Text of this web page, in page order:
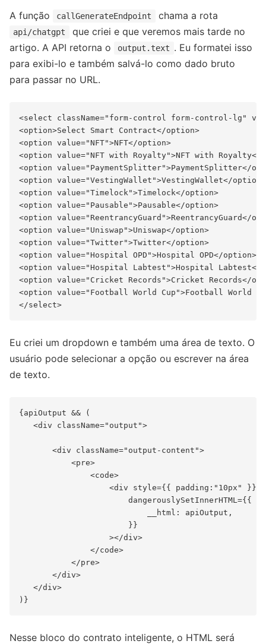
A função callGenerateEndpoint chama a rota
api/chatgpt
que criei e que veremos mais tarde no
artigo. A API retorna o
output.text . Eu formatei isso
para exibi-lo e também salvá-lo como dado bruto
para passar no URL.
<select className="form-control form-control-lg"
<option>Select Smart Contract</option>
<option value="NFT">NFT</option>
<option value="NFT with Royalty">NFT with Royalty</
<option value="PaymentSplitter">PaymentSplitter</
<option value="VestingWallet">VestingWallet</option>
<option value="Timelock">Timelock</option>
<option value="Pausable">Pausable</option>
<option value="ReentrancyGuard">ReentrancyGuard</
<option value="Uniswap">Uniswap</option>
<option value="Twitter">Twitter</option>
<option value="Hospital OPD">Hospital OPD</option>
<option value="Hospital Labtest">Hospital Labtest</
<option value="Cricket Records">Cricket Records</
<option value="Football World Cup">Football World
Eu criei um dropdown e também uma área de texto. O
usuário pode selecionar a opção ou escrever na área
de texto.
{apiOutput && (
   <div className="output">
       <div className="output-content">
           <pre>
               <code>
                   <div style={{ padding:"10px" }}
                       dangerouslySetInnerHTML={{
                           __html: apiOutput,
                       }}
                   ></div>
               </code>
           </pre>
       </div>
   </div>
Nesse bloco do contrato inteligente, o HTML será